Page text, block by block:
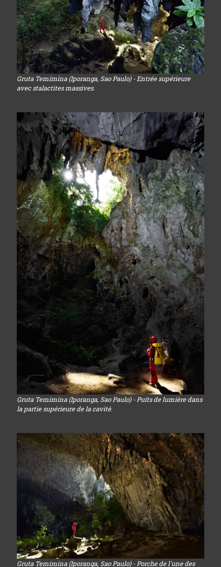
Gruta Temimina (Iporanga, Sao Paulo) - Entrée supérieure
avec stalactites massives.
Gruta Temimina (Iporanga, Sao Paulo) - Puits de lumière dans
la partie supérieure de la cavité.
Gruta Temimina (Iporanga, Sao Paulo) - Porche de l'une des